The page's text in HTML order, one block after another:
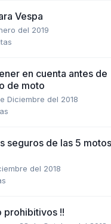
Vespa
del 2019
en cuenta antes de
de moto
Diciembre del 2018
seguros de las 5
del 2018
prohibitivos !!